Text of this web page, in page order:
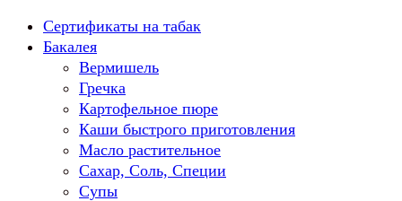
Перейти
содержанию
Сертификаты на табак
Бакалея
Вермишель
Гречка
Картофельное пюре
Каши быстрого приготовления
Масло растительное
Сахар, Соль, Специи
Супы